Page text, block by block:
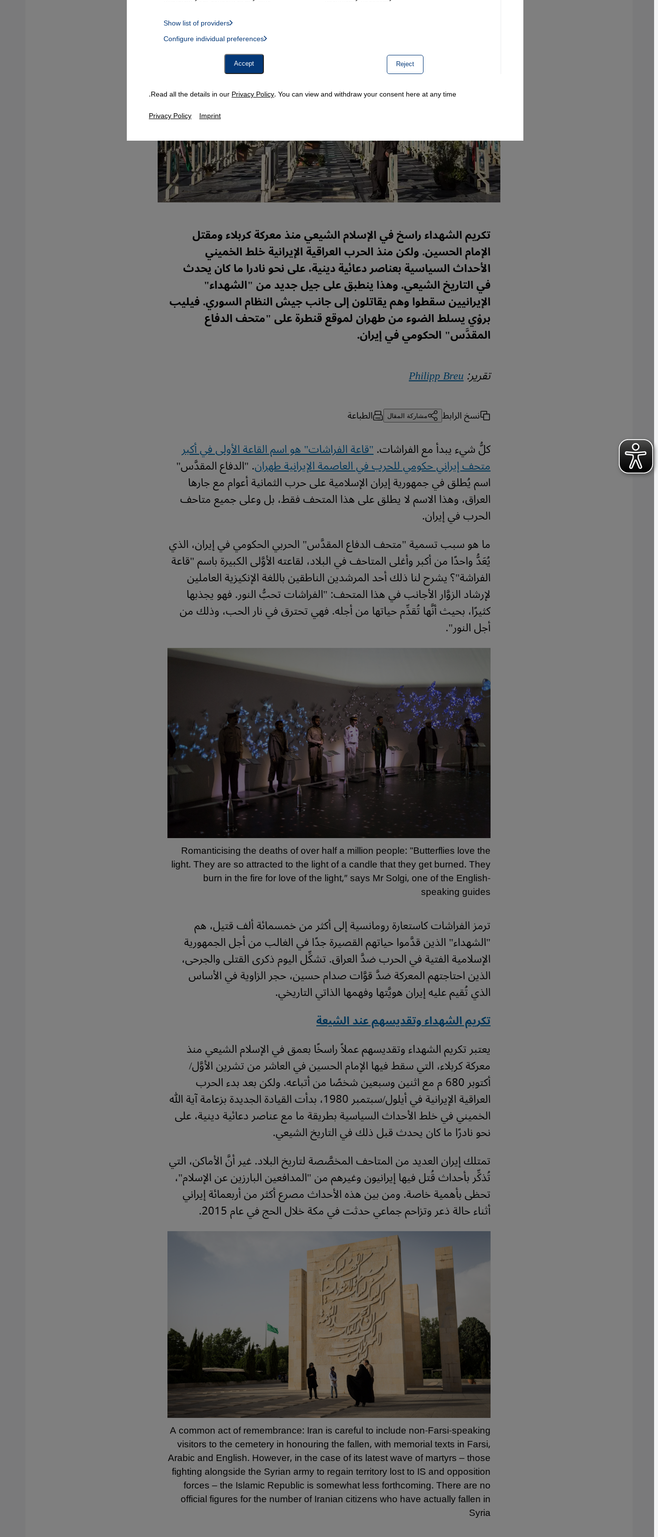
تكريم الشهداء راسخ في الإسلام الشيعي منذ معركة كربلاء ومقتل
الإمام الحسين. ولكن منذ الحرب العراقية الإيرانية خلط الخميني
الأحداث السياسية بعناصر دعائية دينية، على نحو نادرا ما كان يحدث
في التاريخ الشيعي. وهذا ينطبق على جيل جديد من "الشهداء"
الإيرانيين سقطوا وهم يقاتلون إلى جانب جيش النظام السوري. فيليب
بروْي يسلط الضوء من طهران لموقع قنطرة على "متحف الدفاع
المقدَّس" الحكومي في إيران.
تقرير:Philipp Breu
نسخ الرابط مشاركة المقال الطباعة
كلُّ شيء يبدأ مع الفراشات."قاعة الفراشات" هو اسم القاعة الأولى في أكبر
متحف إيراني حكومي للحرب في العاصمة الإيرانية طهران. "الدفاع المقدَّس"
اسم يُطلق في جمهورية إيران الإسلامية على حرب الثمانية أعوام مع جارها
العراق، وهذا الاسم لا يطلق على هذا المتحف فقط، بل وعلى جميع متاحف
الحرب في إيران.
ما هو سبب تسمية "متحف الدفاع المقدَّس" الحربي الحكومي في إيران، الذي
يُعَدُّ واحدًا من أكبر وأغلى المتاحف في البلاد، لقاعته الأوَّلى الكبيرة باسم "قاعة
الفراشة"؟ يشرح لنا ذلك أحد المرشدين الناطقين باللغة الإنكيزية العاملين
لإرشاد الزوَّار الأجانب في هذا المتحف: "الفراشات تحبُّ النور. فهو يجذبها
كثيرًا، بحيث أنَّها تُقدِّم حياتها من أجله. فهي تحترق في نار الحب، وذلك من
أجل النور".
Romanticising the deaths of over half a million people: "Butterflies love the
light. They are so attracted to the light of a candle that they get burned. They
burn in the fire for love of the light,″ says Mr Solgi, one of the English-
speaking guides
ترمز الفراشات كاستعارة رومانسية إلى أكثر من خمسمائة ألف قتيل، هم
"الشهداء" الذين قدَّموا حياتهم القصيرة جدًا في الغالب من أجل الجمهورية
الإسلامية الفتية في الحرب ضدَّ العراق. تشكِّل اليوم ذكرى القتلى والجرحى،
الذين احتاجتهم المعركة ضدَّ قوَّات صدام حسين، حجر الزاوية في الأساس
الذي تُقيم عليه إيران هويَّتها وفهمها الذاتي التاريخي.
تكريم الشهداء وتقديسهم عند الشيعة
يعتبر تكريم الشهداء وتقديسهم عملاً راسخًا بعمق في الإسلام الشيعي منذ
معركة كربلاء، التي سقط فيها الإمام الحسين في العاشر من تشرين الأوَّل/
أكتوبر 680 م مع اثنين وسبعين شخصًا من أتباعه. ولكن بعد بدء الحرب
العراقية الإيرانية في أيلول/سبتمبر 1980، بدأت القيادة الجديدة بزعامة آية الله
الخميني في خلط الأحداث السياسية بطريقة ما مع عناصر دعائية دينية، على
نحو نادرًا ما كان يحدث قبل ذلك في التاريخ الشيعي.
تمتلك إيران العديد من المتاحف المخصَّصة لتاريخ البلاد. غير أنَّ الأماكن، التي
تُذكِّر بأحداث قُتل فيها إيرانيون وغيرهم من "المدافعين البارزين عن الإسلام"،
تحظى بأهمية خاصة. ومن بين هذه الأحداث مصرع أكثر من أربعمائة إيراني
أثناء حالة ذعر وتزاحم جماعي حدثت في مكة خلال الحج في عام 2015 .
A common act of remembrance: Iran is careful to include non-Farsi-speaking
visitors to the cemetery in honouring the fallen, with memorial texts in Farsi,
Arabic and English. However, in the case of its latest wave of martyrs – those
fighting alongside the Syrian army to regain territory lost to IS and opposition
forces – the Islamic Republic is somewhat less forthcoming. There are no
official figures for the number of Iranian citizens who have actually fallen in
Syria
Reject
Show list of providers
Google Maps Embed, Google Tag Manager, Instagram Embed, Twitter Embed, Youtube Embed
Configure individual preferences
Accept
Read all the details in ourPrivacy Policy. You can view and withdraw your consent here at any time.
Privacy Policy Imprint